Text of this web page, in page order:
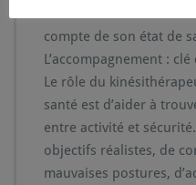
compte de son état de
L’accompagnement :
Le rôle du
santé est d’aider à
entre activité et
objectifs réalistes, de
mauvaises postures,